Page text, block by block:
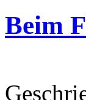
Beim